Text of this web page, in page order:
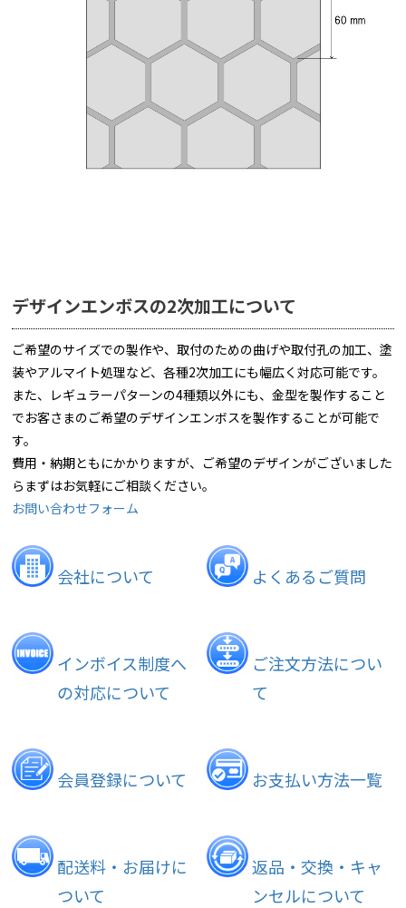
デザインエンボスの2次加工について
ご希望のサイズでの製作や、取付のための曲げや取付孔の加工、塗
装やアルマイト処理など、各種2次加工にも幅広く対応可能です。
また、レギュラーパターンの4種類以外にも、金型を製作すること
でお客さまのご希望のデザインエンボスを製作することが可能で
す。
費用・納期ともにかかりますが、ご希望のデザインがございました
らまずはお気軽にご相談ください。
お問い合わせフォーム
会社について よくあるご質問
インボイス制度へ
の対応について
ご注文方法につい
て
会員登録について お支払い方法一覧
配送料・お届けに
ついて
返品・交換・キャ
ンセルについて